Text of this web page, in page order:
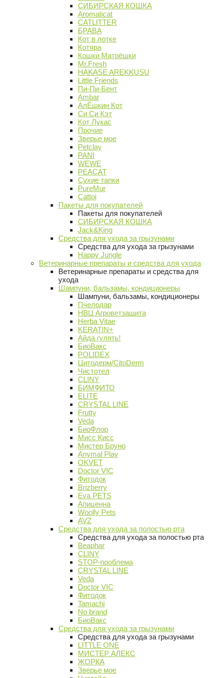
СИБИРСКАЯ КОШКА
Aromaticat
CATLITTER
БРАВА
Кот в лотке
Котяра
Кошки Матрёшки
Mr.Fresh
HAKASE AREKKUSU
Little Friends
Пи-Пи-Бент
Ambar
АлЁшкин Кот
Си Си Кэт
Кот Лукас
Прочие
Зверье мое
Petclay
PANI
WEWE
PEACAT
Сухие тапки
PureMur
Cattoi
Пакеты для покупателей
Пакеты для покупателей
СИБИРСКАЯ КОШКА
Jack&King
Средства для ухода за грызунами
Средства для ухода за грызунами
Happy Jungle
Ветеринарные препараты и средства для ухода
Ветеринарные препараты и средства для
ухода
Шампуни, бальзамы, кондиционеры
Шампуни, бальзамы, кондиционеры
Пчелодар
НВЦ Агроветзащита
Herba Vitae
KERATIN+
Айда гулять!
БиоВакс
POLIDEX
Цитодерм/CitoDerm
Чистотел
CLINY
БИМФИТО
ELITE
CRYSTAL LINE
Frutty
Veda
БиоФлор
Мисс Кисс
Мистер Бруно
Anymal Play
OKVET
Doctor VIC
Фитодок
Brizberry
Eva PETS
Апиценна
Woolly Pets
AVZ
Средства для ухода за полостью рта
Средства для ухода за полостью рта
Beaphar
CLINY
STOP-проблема
CRYSTAL LINE
Veda
Doctor VIC
Фитодок
Tamachi
No brand
БиоВакс
Средства для ухода за грызунами
Средства для ухода за грызунами
LITTLE ONE
МИСТЕР АЛЕКС
ЖОРКА
Зверье мое